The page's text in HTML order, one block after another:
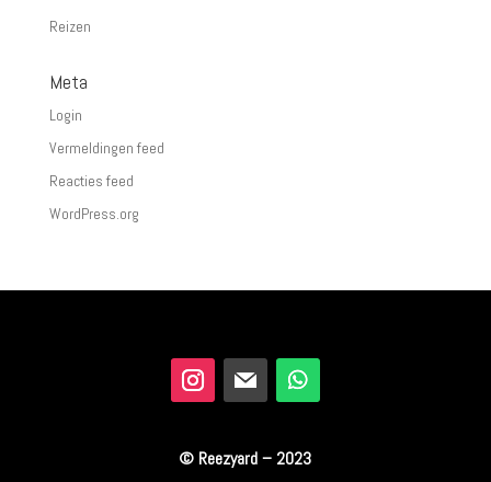
Reizen
Meta
Login
Vermeldingen feed
Reacties feed
WordPress.org
© Reezyard – 2023